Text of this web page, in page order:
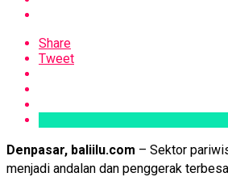
Share
Tweet
Denpasar, baliilu.com – Sektor
menjadi andalan dan penggerak